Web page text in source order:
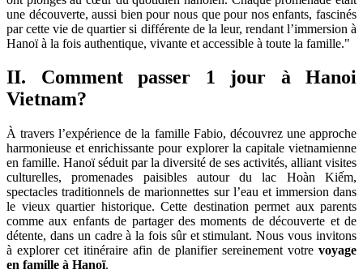
une découverte, aussi bien pour nous que pour nos enfants, fascinés
par cette vie de quartier si différente de la leur, rendant l’immersion à
Hanoï à la fois authentique, vivante et accessible à toute la famille."
II. Comment passer 1 jour à Hanoi
Vietnam?
À travers l’expérience de la famille Fabio, découvrez une approche
harmonieuse et enrichissante pour explorer la capitale vietnamienne
en famille. Hanoï séduit par la diversité de ses activités, alliant visites
culturelles, promenades paisibles autour du lac Hoàn Kiếm,
spectacles traditionnels de marionnettes sur l’eau et immersion dans
le vieux quartier historique. Cette destination permet aux parents
comme aux enfants de partager des moments de découverte et de
détente, dans un cadre à la fois sûr et stimulant. Nous vous invitons
à explorer cet itinéraire afin de planifier sereinement votre voyage
en famille à Hanoï.